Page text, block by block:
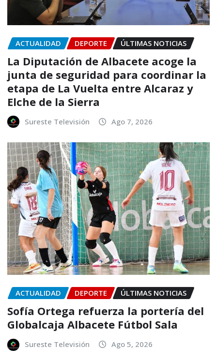
ACTUALIDAD DEPORTE ÚLTIMAS NOTICIAS
La Diputación de Albacete acoge la
junta de seguridad para coordinar la
etapa de La Vuelta entre Alcaraz y
Elche de la Sierra
Sureste Televisión Ago 7, 2026
ACTUALIDAD DEPORTE ÚLTIMAS NOTICIAS
Sofía Ortega refuerza la portería del
Globalcaja Albacete Fútbol Sala
Sureste Televisión Ago 5, 2026